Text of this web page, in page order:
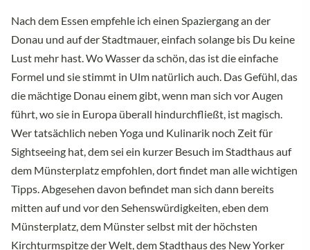
Nach dem Essen empfehle ich einen Spaziergang an der
Donau und auf der Stadtmauer, einfach solange bis Du keine
Lust mehr hast. Wo Wasser da schön, das ist die einfache
Formel und sie stimmt in Ulm natürlich auch. Das Gefühl, das
die mächtige Donau einem gibt, wenn man sich vor Augen
führt, wo sie in Europa überall hindurchfließt, ist magisch.
Wer tatsächlich neben Yoga und Kulinarik noch Zeit für
Sightseeing hat, dem sei ein kurzer Besuch im Stadthaus auf
dem Münsterplatz empfohlen, dort findet man alle wichtigen
Tipps. Abgesehen davon befindet man sich dann bereits
mitten auf und vor den Sehenswürdigkeiten, eben dem
Münsterplatz, dem Münster selbst mit der höchsten
Kirchturmspitze der Welt, dem Stadthaus des New Yorker